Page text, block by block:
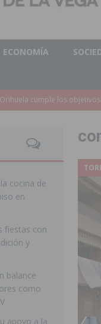
ECONOMÍA
Orihuela cumple los objetivos
Orihuela organiza un
ORIHUELA
El Ayuntamiento de Almoradí
Educación destina 1,2
La Policía Nacional
ORIHUELA
Torrevieja impulsa el
cocina de
en
fiestas con
y
balance
como
apoyo a la